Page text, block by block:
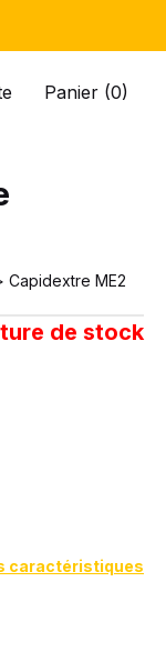
Panier (0)
Capidextre ME2
de stock
caractéristiques